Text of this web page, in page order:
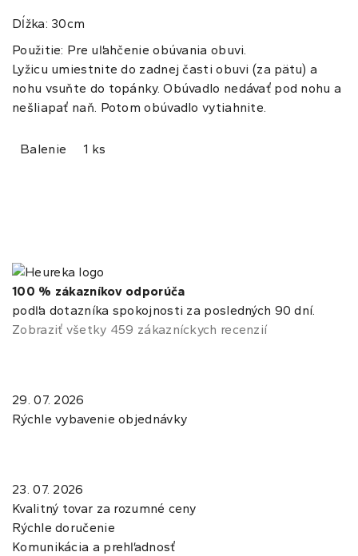
Dĺžka: 30cm
Použitie: Pre uľahčenie obúvania obuvi.
Lyžicu umiestnite do zadnej časti obuvi (za pätu) a
nohu vsuňte do topánky. Obúvadlo nedávať pod nohu a
nešliapať naň. Potom obúvadlo vytiahnite.
Balenie 1 ks
100 % zákazníkov odporúča
podľa dotazníka spokojnosti za posledných 90 dní.
Zobraziť všetky 459 zákazníckych recenzií
29. 07. 2026
Rýchle vybavenie objednávky
23. 07. 2026
Kvalitný tovar za rozumné ceny
Rýchle doručenie
Komunikácia a prehľadnosť